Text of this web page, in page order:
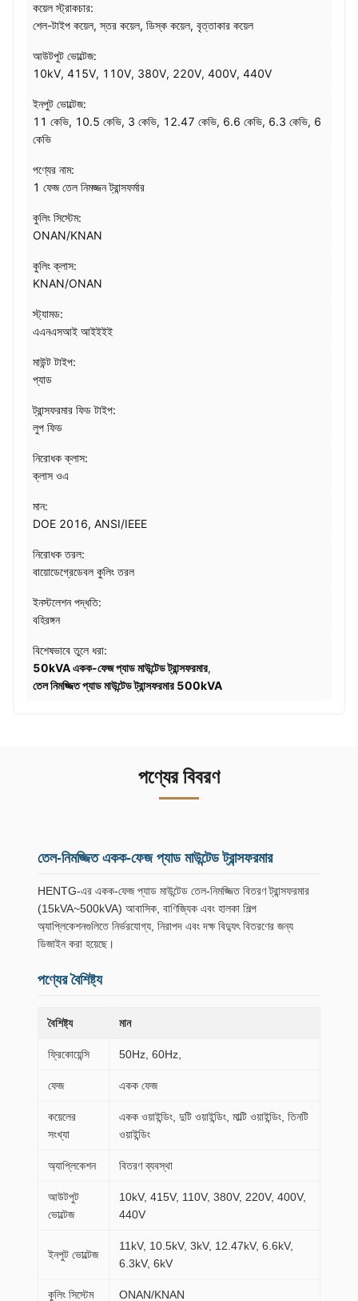
কয়েল স্ট্রাকচার:
শেল-টাইপ কয়েল, স্তর কয়েল, ডিস্ক কয়েল, বৃত্তাকার কয়েল
আউটপুট ভোল্টেজ:
10kV, 415V, 110V, 380V, 220V, 400V, 440V
ইনপুট ভোল্টেজ:
11 কেভি, 10.5 কেভি, 3 কেভি, 12.47 কেভি, 6.6 কেভি, 6.3 কেভি, 6
কেভি
পণ্যের নাম:
1 ফেজ তেল নিমজ্জন ট্রান্সফর্মার
কুলিং সিস্টেম:
ONAN/KNAN
কুলিং ক্লাস:
KNAN/ONAN
স্ট্যামড:
এএনএসআই আইইইই
মাউন্ট টাইপ:
প্যাড
ট্রান্সফরমার ফিড টাইপ:
লুপ ফিড
নিরোধক ক্লাস:
ক্লাস ওএ
মান:
DOE 2016, ANSI/IEEE
নিরোধক তরল:
বায়োডেগ্রেডেবল কুলিং তরল
ইনস্টলেশন পদ্ধতি:
বহিরঙ্গন
বিশেষভাবে তুলে ধরা:
50kVA একক-ফেজ প্যাড মাউন্টেড ট্রান্সফরমার,
তেল নিমজ্জিত প্যাড মাউন্টেড ট্রান্সফরমার 500kVA
পণ্যের বিবরণ
তেল-নিমজ্জিত একক-ফেজ প্যাড মাউন্টেড ট্রান্সফরমার
HENTG-এর একক-ফেজ প্যাড মাউন্টেড তেল-নিমজ্জিত বিতরণ ট্রান্সফরমার
(15kVA~500kVA) আবাসিক, বাণিজ্যিক এবং হালকা শিল্প
অ্যাপ্লিকেশনগুলিতে নির্ভরযোগ্য, নিরাপদ এবং দক্ষ বিদ্যুৎ বিতরণের জন্য
ডিজাইন করা হয়েছে।
পণ্যের বৈশিষ্ট্য
বৈশিষ্ট্য মান
ফ্রিকোয়েন্সি 50Hz, 60Hz,
ফেজ একক ফেজ
কয়েলের
সংখ্যা
একক ওয়াইন্ডিং, দুটি ওয়াইন্ডিং, মাল্টি ওয়াইন্ডিং, তিনটি
ওয়াইন্ডিং
অ্যাপ্লিকেশন বিতরণ ব্যবস্থা
আউটপুট
ভোল্টেজ
10kV, 415V, 110V, 380V, 220V, 400V,
440V
ইনপুট ভোল্টেজ
11kV, 10.5kV, 3kV, 12.47kV, 6.6kV,
6.3kV, 6kV
কুলিং সিস্টেম ONAN/KNAN